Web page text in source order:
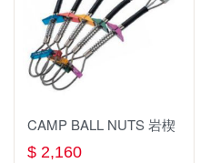
CAMP BALL NUTS 岩楔
$ 2,160